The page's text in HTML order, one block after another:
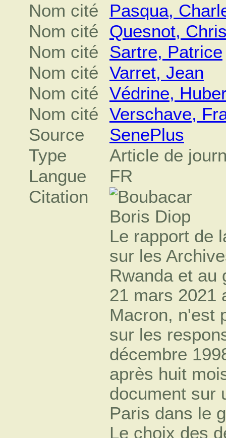
Nom cité
Pasqua,
Nom cité
Quesnot,
Nom cité
Sartre, Patrice
Nom cité
Varret, Jean
Nom cité
Védrine,
Nom cité
Verschave,
Source
SenePlus
Type
Article de
Langue
FR
Citation
Le rapport de
sur les
Rwanda et au
21 mars 2021
Macron, n'est
sur les
décembre
après huit
document sur
Paris dans le
Le choix des